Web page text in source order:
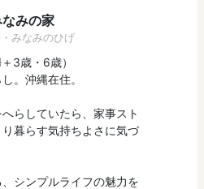
みの家
みなみのひげ
3歳・6歳）
。沖縄在住。
らしていたら、家事スト
暮らす気持ちよさに気づ
シンプルライフの魅力を